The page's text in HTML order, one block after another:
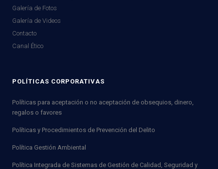
Galería de Fotos
Galería de Videos
Contacto
Canal Ético
POLÍTICAS CORPORATIVAS
Políticas para aceptación o no aceptación de obsequios, dinero,
regalos o favores
Políticas y Procedimientos de Prevención del Delito
Política Gestión Ambiental
Política Integrada de Sistemas de Gestión de Calidad, Seguridad y